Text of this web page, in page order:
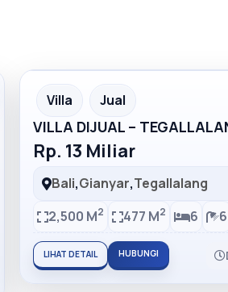
Partner Ad
Villa Jual
VILLA DIJUAL –
Rp. 13 Miliar
Bali,Gianyar,Tegallalang
2,500 M2 477 M2 6 6
LIHAT DETAIL HUBUNGI